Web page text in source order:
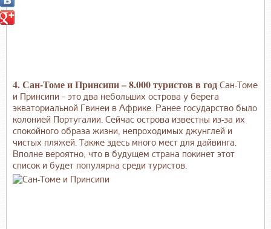
4. Сан-Томе и Принсипи – 8.000 туристов в год Сан-Томе
и Принсипи – это два небольших острова у берега
экваториальной Гвинеи в Африке. Ранее государство было
колонией Португалии. Сейчас острова известны из-за их
спокойного образа жизни, непроходимых джунглей и
чистых пляжей. Также здесь много мест для дайвинга.
Вполне вероятно, что в будущем страна покинет этот
список и будет популярна среди туристов.